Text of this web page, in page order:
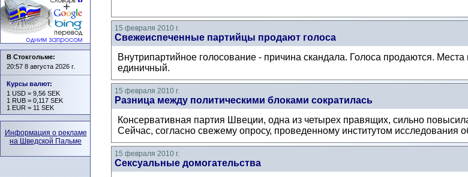
15 февраля 2010 г.
Свежеиспеченные партийцы продают голоса
Внутрипартийное голосование - причина скандала. Голоса продаются.
единичный.
15 февраля 2010 г.
Разница между политическими блоками сократилась
Консервативная партия Швеции, одна из четырех правящих, сильно
Сейчас, согласно свежему опросу, проведенному институтом исследования
15 февраля 2010 г.
Сексуальные домогательства
В Стокгольме:
20:57 8 августа 2026 г.
Курсы валют:
1 USD = 9,56 SEK
1 RUB = 0,117 SEK
1 EUR = 11 SEK
Информация о рекламе
на Шведской Пальме